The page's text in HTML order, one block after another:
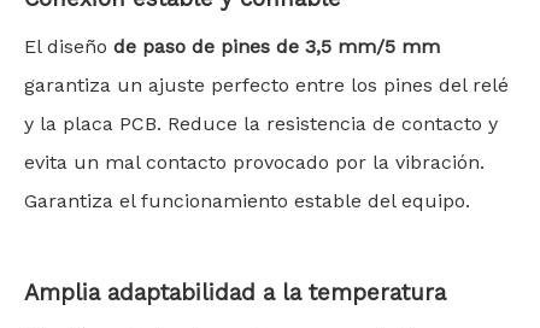
El diseño de paso de pines de 3,5 mm/5 mm
garantiza un ajuste perfecto entre los pines del relé
y la placa PCB. Reduce la resistencia de contacto y
evita un mal contacto provocado por la vibración.
Garantiza el funcionamiento estable del equipo.
Amplia adaptabilidad a la temperatura